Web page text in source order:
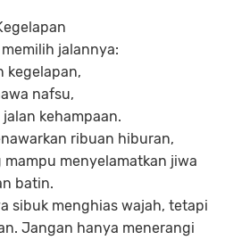
jalannya:
kegelapan,
nafsu,
kehampaan.
ribuan hiburan,
menyelamatkan jiwa
batin.
sibuk menghias wajah, tetapi
Jangan hanya menerangi